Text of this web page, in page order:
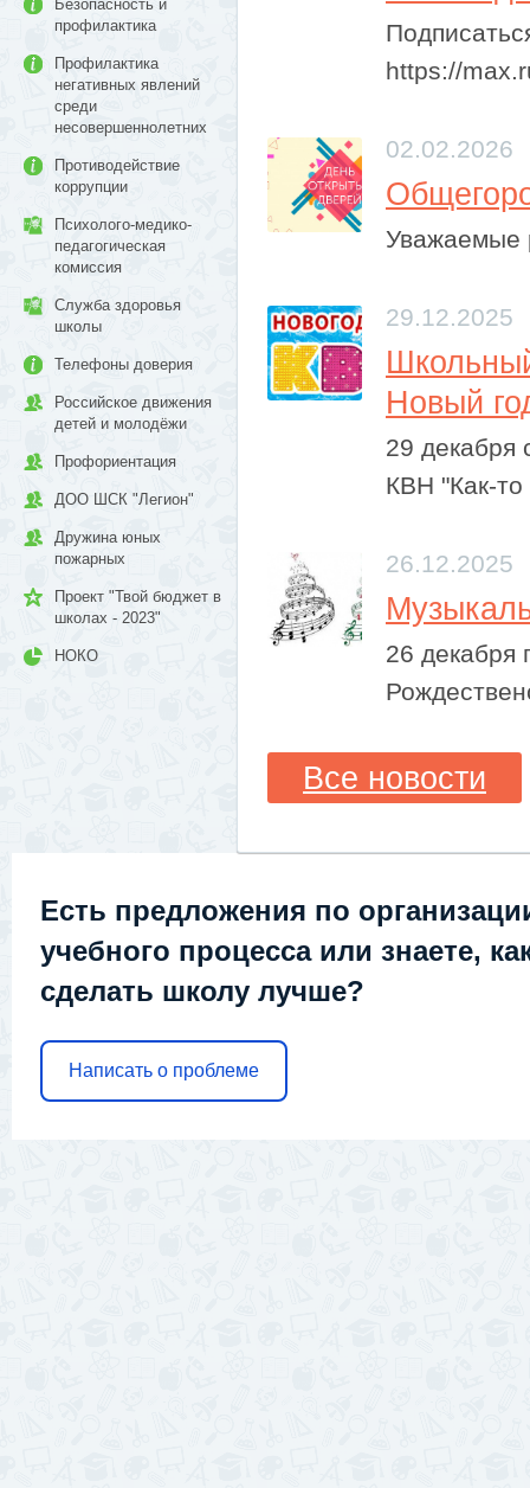
Безопасность и
профилактика
Профилактика
негативных явлений
среди
несовершеннолетних
Противодействие
коррупции
Психолого-медико-
педагогическая
комиссия
Служба здоровья
школы
Телефоны доверия
Российское движения
детей и молодёжи
Профориентация
ДОО ШСК "Легион"
Дружина юных
пожарных
Проект "Твой бюджет в
школах - 2023"
НОКО
https://
02.02.2026
Уважаемые
29.12.2025
Новый
29 декабря
КВН "Как-
26.12.2025
26 декабря
Все новости
Есть предложения по
учебного процесса или знаете,
сделать школу лучше?
Написать о проблеме